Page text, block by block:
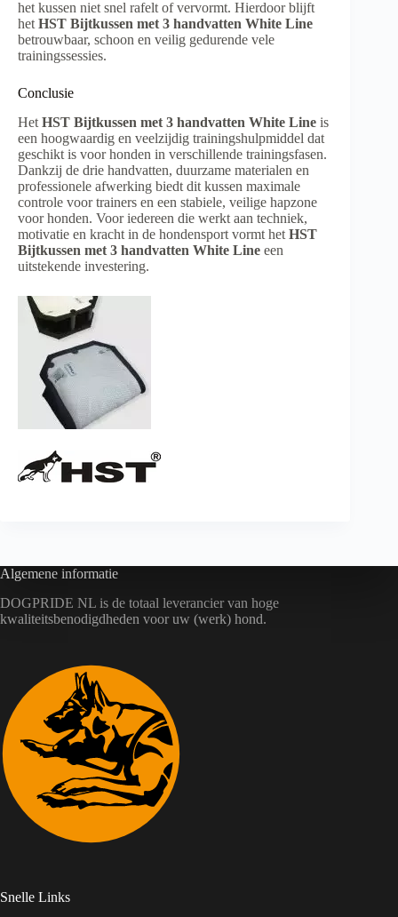
het kussen niet snel rafelt of vervormt. Hierdoor blijft
het HST Bijtkussen met 3 handvatten White Line
betrouwbaar, schoon en veilig gedurende vele
trainingssessies.
Conclusie
Het HST Bijtkussen met 3 handvatten White Line is
een hoogwaardig en veelzijdig trainingshulpmiddel dat
geschikt is voor honden in verschillende trainingsfasen.
Dankzij de drie handvatten, duurzame materialen en
professionele afwerking biedt dit kussen maximale
controle voor trainers en een stabiele, veilige hapzone
voor honden. Voor iedereen die werkt aan techniek,
motivatie en kracht in de hondensport vormt het HST
Bijtkussen met 3 handvatten White Line een
uitstekende investering.
Algemene informatie
DOGPRIDE NL is de totaal leverancier van hoge
kwaliteitsbenodigdheden voor uw (werk) hond.
Snelle Links